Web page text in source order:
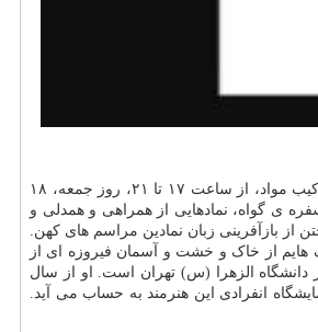
به گزارش ال مور به نقل از مشاور رسانه ای نگارخانه بهارک، نمایشگاه انفرادی نقاشی «مهرِ اِمِرتات؛ به گواهی نمادهای کهن» شامل ۱۶ تابلوی نقاشی از آزیتا امجد با متریال ترکیب مواد، از ساعت ۱۷ تا ۲۱، روز جمعه، ۱۸
ی گواه، نمادهایی از همراهی و همدلی و
بازآفرینی زبان نمادین مراسم های کهن.
هایم از خاک و خشت و آسمان فیروزه ای از
دانشگاه الزهرا (س) تهران است. او از سال
انفرادی این هنرمند به حساب می آید.